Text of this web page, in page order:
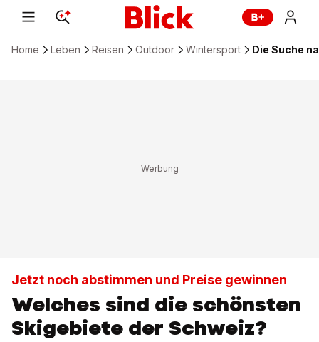
Home Leben Reisen Outdoor Wintersport Die Suche
Jetzt noch abstimmen und Preise gewinnen
Welches sind die schönsten
Skigebiete der Schweiz?